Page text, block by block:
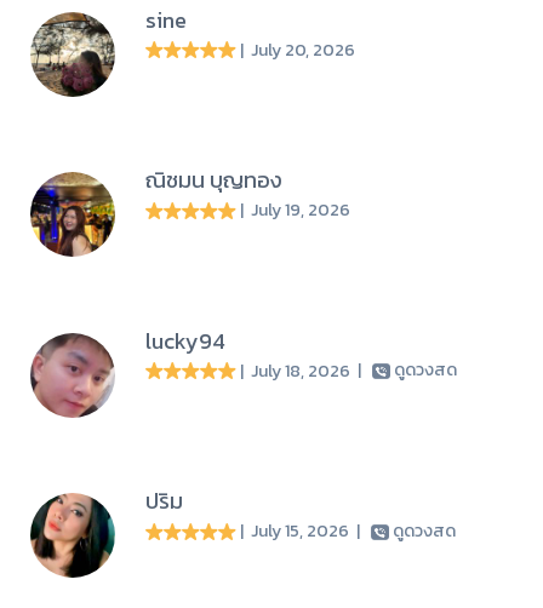
sine
| July 20, 2026
ณิชมน บุญทอง
| July 19, 2026
lucky94
| July 18, 2026 | ดูดวงสด
ปริม
| July 15, 2026 | ดูดวงสด